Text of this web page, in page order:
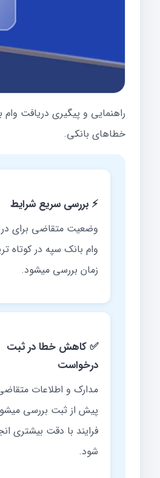
راهنمایی و پیگیری دریافت
خطاهای بانکی.
⚡ بررسی سریع شرایط
وضعیت متقاضی برای
وام بانک سپه در کوتاه
زمان بررسی میشود.
✅ کاهش خطا در ثبت
درخواست
مدارک و اطلاعات
پیش از ثبت بررسی
فرایند با دقت بیشتری
شود.